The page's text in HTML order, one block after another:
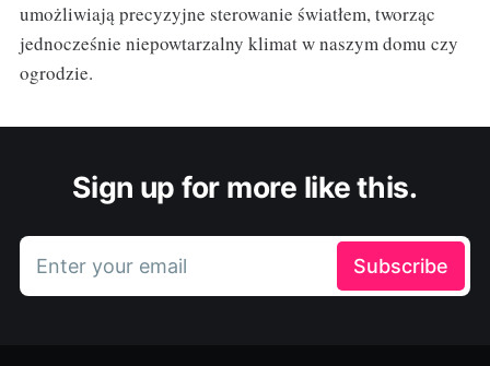
umożliwiają precyzyjne sterowanie światłem, tworząc
jednocześnie niepowtarzalny klimat w naszym domu czy
ogrodzie.
Sign up for more like this.
Enter your email Subscribe